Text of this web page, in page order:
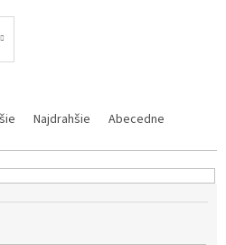
Najdrahšie Abecedne